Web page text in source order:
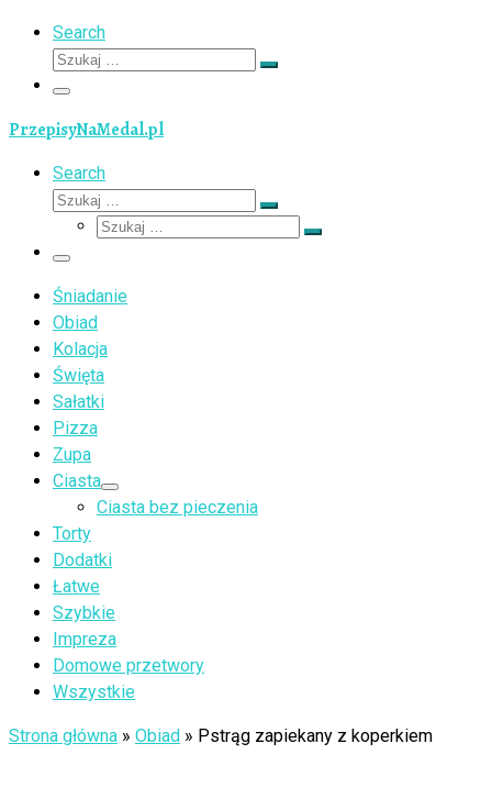
Search
Szukaj
Szukaj
Menu
PrzepisyNaMedal.pl
Search
Szukaj
Szukaj
Szukaj
Szukaj
Menu
Śniadanie
Obiad
Kolacja
Święta
Sałatki
Pizza
Zupa
Ciasta
Ciasta bez pieczenia
Torty
Dodatki
Łatwe
Szybkie
Impreza
Domowe przetwory
Wszystkie
Strona główna » Obiad » Pstrąg zapiekany z koperkiem